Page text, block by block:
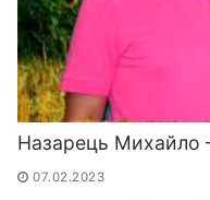
Назарець Михайло
07.02.2023